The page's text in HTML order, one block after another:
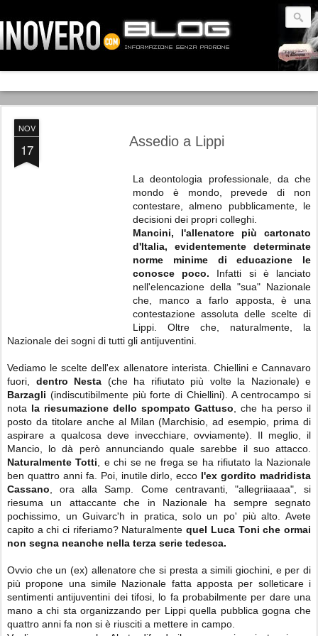
NOV
17 Assedio a Lippi
La deontologia professionale, da che
mondo è mondo, prevede di non
contestare, almeno pubblicamente, le
decisioni dei propri colleghi.
Mancini, l'allenatore più cartonato
d'Italia, evidentemente determinate
norme minime di educazione le
conosce poco. Infatti si è lanciato
nell'elencazione della "sua" Nazionale
che, manco a farlo apposta, è una
contestazione assoluta delle scelte di
Lippi. Oltre che, naturalmente, la
Nazionale dei sogni di tutti gli antijuventini.
Vediamo le scelte dell'ex allenatore interista. Chiellini e Cannavaro
fuori, dentro Nesta (che ha rifiutato più volte la Nazionale) e
Barzagli (indiscutibilmente più forte di Chiellini). A centrocampo si
nota la riesumazione dello spompato Gattuso , che ha perso il
posto da titolare anche al Milan (Marchisio, ad esempio, prima di
aspirare a qualcosa deve invecchiare, ovviamente). Il meglio, il
Mancio, lo dà però annunciando quale sarebbe il suo attacco.
Naturalmente Totti , e chi se ne frega se ha rifiutato la Nazionale
ben quattro anni fa. Poi, inutile dirlo, ecco l'ex gordito madridista
Cassano , ora alla Samp. Come centravanti, "allegriiaaaa", si
riesuma un attaccante che in Nazionale ha sempre segnato
pochissimo, un Guivarc'h in pratica, solo un po' più alto. Avete
capito a chi ci riferiamo? Naturalmentequel Luca Toni che ormai
non segna neanche nella terza serie tedesca.
Ovvio che un (ex) allenatore che si presta a simili giochini, e per di
più propone una simile Nazionale fatta apposta per solleticare i
sentimenti antijuventini dei tifosi, lo fa probabilmente per dare una
mano a chi sta organizzando per Lippi quella pubblica gogna che
quattro anni fa non si è riusciti a mettere in campo.